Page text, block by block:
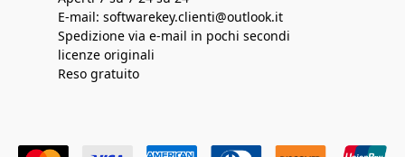
E-mail: softwarekey.clienti@outlook.it
Spedizione via e-mail in pochi secondi
licenze originali
Reso gratuito